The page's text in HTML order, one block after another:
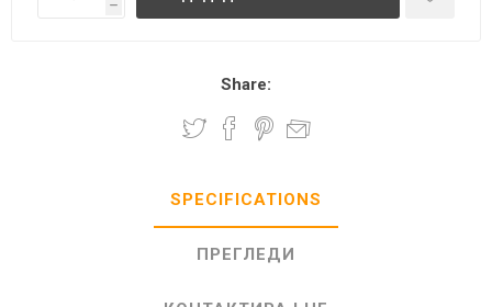
h
Share:
SPECIFICATIONS
ПРЕГЛЕДИ